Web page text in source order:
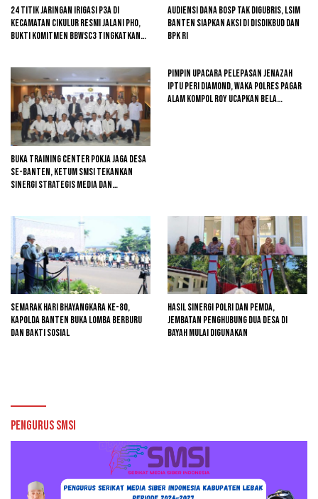
24 Titik Jaringan Irigasi P3A di
Kecamatan Cikulur Resmi Jalani PHO,
Bukti Komitmen BBWSC3 Tingkatkan
Audiensi Dana BOSP Tak Digubris, LSIM
Banten Siapkan Aksi di Disdikbud dan
BPK RI
Buka Training Center Pokja Jaga Desa
se-Banten, Ketum SMSI Tekankan
Sinergi Strategis Media dan
Pimpin Upacara Pelepasan Jenazah
Iptu Peri Diamond, Waka Polres Pagar
Alam Kompol Roy Ucapkan Bela
Semarak Hari Bhayangkara ke-80,
Kapolda Banten Buka Lomba Berburu
dan Bakti Sosial
Hasil Sinergi Polri dan Pemda,
Jembatan Penghubung Dua Desa di
Bayah Mulai Digunakan
Pengurus SMSI